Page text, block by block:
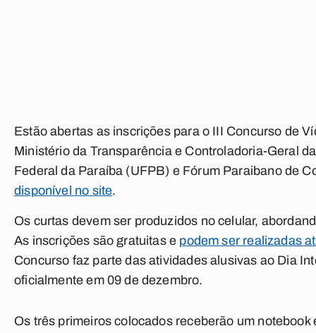
Estão abertas as inscrições para o III Concurso de
Ministério da Transparência e Controladoria-Geral
Federal da Paraíba (UFPB) e Fórum Paraibano de
disponível no site.
Os curtas devem ser produzidos no celular,
As inscrições são gratuitas e podem ser realizadas
Concurso faz parte das atividades alusivas ao Dia
oficialmente em 09 de dezembro.
Os três primeiros colocados receberão um